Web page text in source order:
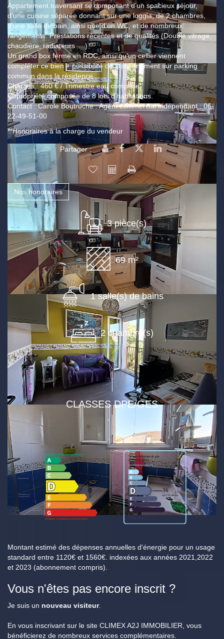
Appartement traversant se composant d'un spacieux séjour,
d'une cuisine séparée donnant sur une loggia, de 2 chambres,
d'une salle de bain, ainsi que d'un WC, et de nombreux
rangements. Prestations récentes et de qualités (Double vitrage,
chaudière, radiateurs ....)
Un grand box fermé en RDC, ainsi qu'un cellier viennent
compléter ce bien + possibilité de stationnement sur parking
commun dans la résidence.
Charges : 460 € / Trimestre eau comprise.
Copropriété composée de 8 lots d'habitations.
Contact : Carole Boutruche : Agent commercial indépendant : 06-
22-49-51-00
**Honoraires à la charge du vendeur
Partager :
Nos honoraires
3 pièce(s)
69 m²
1 salle(s) de bains
2 chambre(s)
CLASSES DPE/GES
Montant estimé des dépenses annuelles d'énergie pour un usage
standard entre 1120€ et 1560€. indexées aux années 2021,2022
et 2023 (abonnement compris).
Vous n'êtes pas encore inscrit ?
Je suis un nouveau visiteur.
En vous inscrivant sur le site CLIMEX A2J IMMOBILIER, vous
bénéficierez de nombreux services complémentaires.